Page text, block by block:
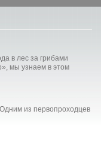
в лес за грибами
мы узнаем в этом
из первопроходцев